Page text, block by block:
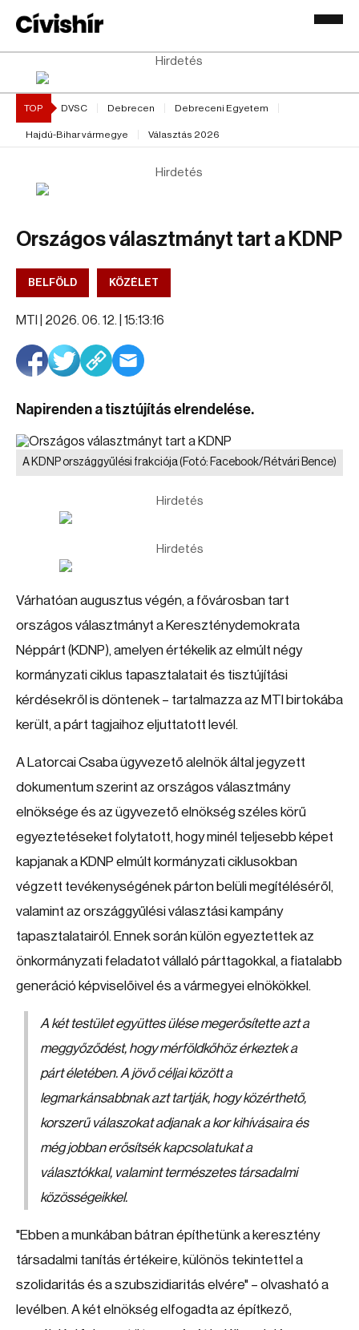
Hirdetés
TOP DVSC Debrecen Debreceni Egyetem
Hajdú-Bihar vármegye Választás 2026
Hirdetés
Országos választmányt tart a KDNP
BELFÖLD KÖZÉLET
MTI | 2026. 06. 12. | 15:13:16
Napirenden a tisztújítás elrendelése.
A KDNP országgyűlési frakciója(Fotó: Facebook/Rétvári Bence)
Hirdetés
Hirdetés
Várhatóan augusztus végén, a fővárosban tart
országos választmányt a Kereszténydemokrata
Néppárt (KDNP), amelyen értékelik az elmúlt négy
kormányzati ciklus tapasztalatait és tisztújítási
kérdésekről is döntenek – tartalmazza az MTI birtokába
került, a párt tagjaihoz eljuttatott levél.
A Latorcai Csaba ügyvezető alelnök által jegyzett
dokumentum szerint az országos választmány
elnöksége és az ügyvezető elnökség széles körű
egyeztetéseket folytatott, hogy minél teljesebb képet
kapjanak a KDNP elmúlt kormányzati ciklusokban
végzett tevékenységének párton belüli megítéléséről,
valamint az országgyűlési választási kampány
tapasztalatairól. Ennek során külön egyeztettek az
önkormányzati feladatot vállaló párttagokkal, a fiatalabb
generáció képviselőivel és a vármegyei elnökökkel.
A két testület együttes ülése megerősítette azt a
meggyőződést, hogy mérföldkőhöz érkeztek a
párt életében. A jövő céljai között a
legmarkánsabbnak azt tartják, hogy közérthető,
korszerű válaszokat adjanak a kor kihívásaira és
még jobban erősítsék kapcsolatukat a
választókkal, valamint természetes társadalmi
közösségeikkel.
"Ebben a munkában bátran építhetünk a keresztény
társadalmi tanítás értékeire, különös tekintettel a
szolidaritás és a szubszidiaritás elvére" – olvasható a
levélben. A két elnökség elfogadta az építkező,